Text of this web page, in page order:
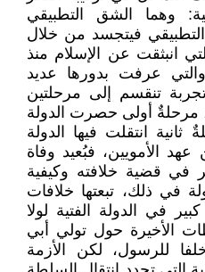
وهما الشق التطبيقي
فيتجسد من خلال
انبثقت عن الإسلام منذ
عرفت بدورها عديد
تنقسم إلى مرحلتين
مرحلةٌ أولى حصرت الدولة
انتقلت فيها الدولة
عهد الأمويين، فبُعيد وفاة
قضية خلافته وكيفية
في ذلك، تبعتها خلافات
في الدولة الفتية لولا
الأخيرة حول تولي أبي
للرسول، لكن الأزمة